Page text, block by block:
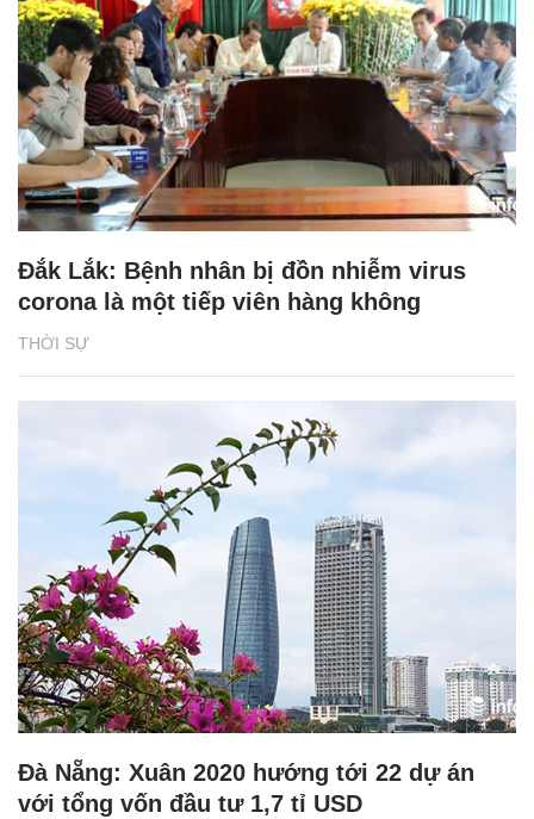
THỜI SỰ
Đắk Lắk: Bệnh nhân bị đồn nhiễm virus
corona là một tiếp viên hàng không
Đà Nẵng: Xuân 2020 hướng tới 22 dự án
với tổng vốn đầu tư 1,7 tỉ USD